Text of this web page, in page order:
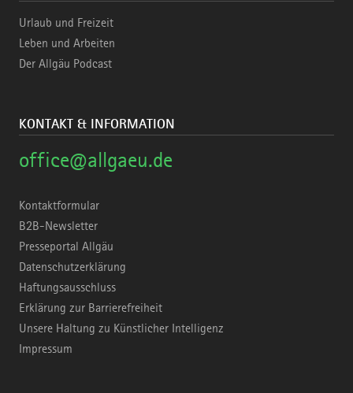
Urlaub und Freizeit
Leben und Arbeiten
Der Allgäu Podcast
KONTAKT & INFORMATION
office@allgaeu.de
Kontaktformular
B2B-Newsletter
Presseportal Allgäu
Datenschutzerklärung
Haftungsausschluss
Erklärung zur Barrierefreiheit
Unsere Haltung zu Künstlicher Intelligenz
Impressum